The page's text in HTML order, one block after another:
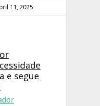
11, 2025
e segue